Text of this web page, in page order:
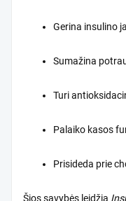
Gerina insulino
Sumažina
Turi
Palaiko kasos
Prisideda prie
Šios savybės leidžia